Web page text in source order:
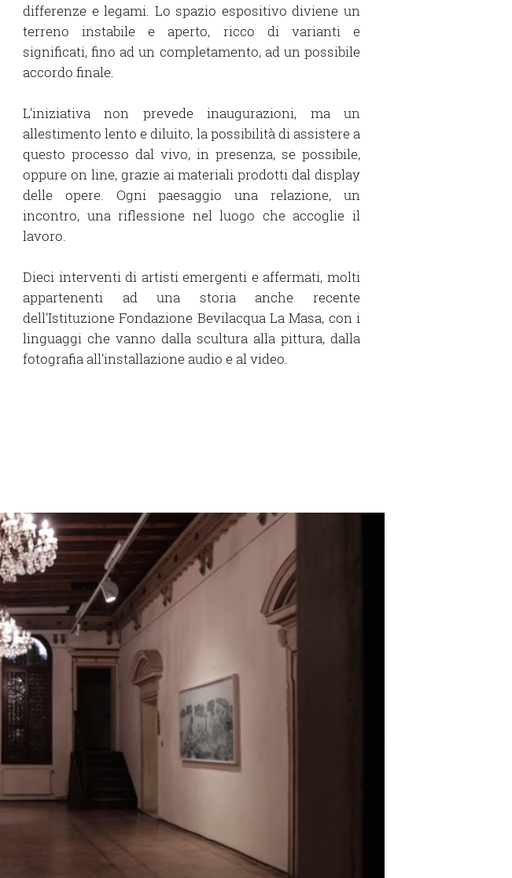
differenze e legami. Lo spazio espositivo diviene un
terreno instabile e aperto, ricco di varianti e
significati, fino ad un completamento, ad un possibile
accordo finale.
L’iniziativa non prevede inaugurazioni, ma un
allestimento lento e diluito, la possibilità di assistere a
questo processo dal vivo, in presenza, se possibile,
oppure on line, grazie ai materiali prodotti dal display
delle opere. Ogni paesaggio una relazione, un
incontro, una riflessione nel luogo che accoglie il
lavoro.
Dieci interventi di artisti emergenti e affermati, molti
appartenenti ad una storia anche recente
dell’Istituzione Fondazione Bevilacqua La Masa, con i
linguaggi che vanno dalla scultura alla pittura, dalla
fotografia all’installazione audio e al video.